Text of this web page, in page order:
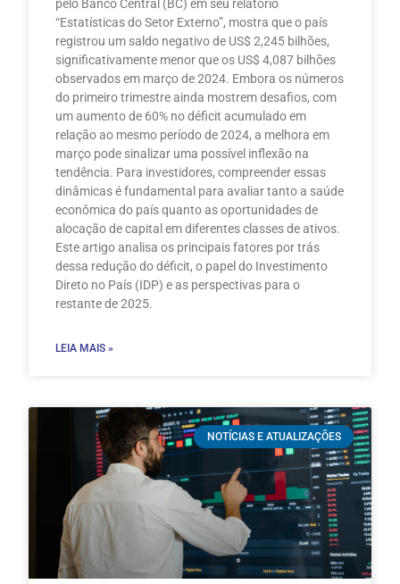
pelo Banco Central (BC) em seu relatório
“Estatísticas do Setor Externo”, mostra que o país
registrou um saldo negativo de US$ 2,245 bilhões,
significativamente menor que os US$ 4,087 bilhões
observados em março de 2024. Embora os números
do primeiro trimestre ainda mostrem desafios, com
um aumento de 60% no déficit acumulado em
relação ao mesmo período de 2024, a melhora em
março pode sinalizar uma possível inflexão na
tendência. Para investidores, compreender essas
dinâmicas é fundamental para avaliar tanto a saúde
econômica do país quanto as oportunidades de
alocação de capital em diferentes classes de ativos.
Este artigo analisa os principais fatores por trás
dessa redução do déficit, o papel do Investimento
Direto no País (IDP) e as perspectivas para o
restante de 2025.
LEIA MAIS »
NOTÍCIAS E ATUALIZAÇÕES